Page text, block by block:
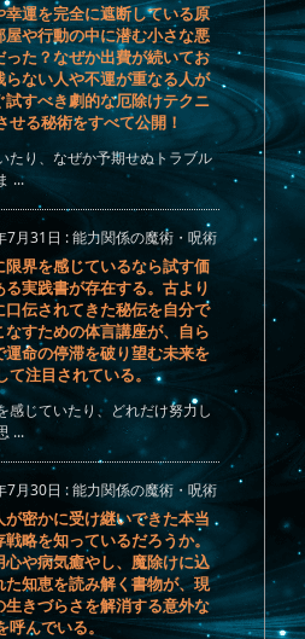
幸運を完全に遮断している原
屋や行動の中に潜む小さな悪
った？なぜか出費が続いてお
らない人や不運が重なる人が
試すべき劇的な厄除けテクニ
せる秘術をすべて公開！
たり、なぜか予期せぬトラブル
...
7月31日 :能力関係の魔術・呪術
限界を感じているなら試す価
る実践書が存在する。古より
口伝されてきた秘伝を自分で
なすための体言講座が、自ら
運命の停滞を破り望む未来を
て注目されている。
感じていたり、どれだけ努力し
...
7月30日 :能力関係の魔術・呪術
が密かに受け継いできた本当
戦略を知っているだろうか。
心や病気癒やし、魔除けに込
た知恵を読み解く書物が、現
生きづらさを解消する意外な
んでいる。